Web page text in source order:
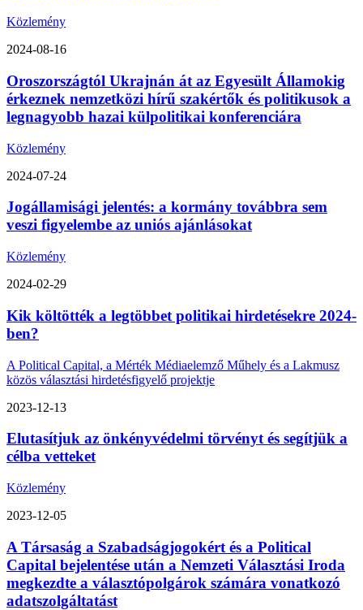
Közlemény
2024-08-16
Oroszországtól Ukrajnán át az Egyesült Államokig
érkeznek nemzetközi hírű szakértők és politikusok a
legnagyobb hazai külpolitikai konferenciára
Közlemény
2024-07-24
Jogállamisági jelentés: a kormány továbbra sem
veszi figyelembe az uniós ajánlásokat
Közlemény
2024-02-29
Kik költötték a legtöbbet politikai hirdetésekre 2024-
ben?
A Political Capital, a Mérték Médiaelemző Műhely és a Lakmusz
közös választási hirdetésfigyelő projektje
2023-12-13
Elutasítjuk az önkényvédelmi törvényt és segítjük a
célba vetteket
Közlemény
2023-12-05
A Társaság a Szabadságjogokért és a Political
Capital bejelentése után a Nemzeti Választási Iroda
megkezdte a választópolgárok számára vonatkozó
adatszolgáltatást